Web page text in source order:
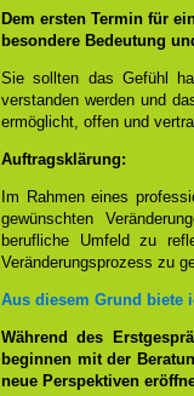
Dem ersten Termin für
besondere Bedeutung
Sie sollten das Gefühl
verstanden werden und
ermöglicht, offen und
Auftragsklärung:
Im Rahmen eines
gewünschten
berufliche Umfeld zu
Veränderungsprozess zu
Aus diesem Grund biete
Während des
beginnen mit der
neue Perspektiven